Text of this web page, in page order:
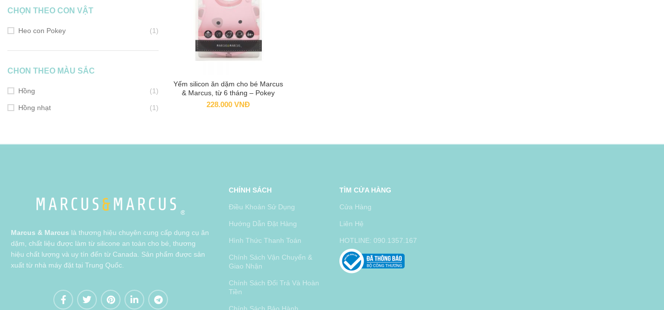
CHỌN THEO CON VẬT
Heo con Pokey (1)
CHON THEO MÀU SẮC
Hồng (1)
Hồng nhạt (1)
ADD TO CART
Yếm silicon ăn dặm cho bé Marcus
& Marcus, từ 6 tháng – Pokey
228.000 VNĐ
Marcus & Marcus là thương hiệu chuyên cung cấp dụng cụ ăn
dặm, chất liệu được làm từ silicone an toàn cho bé, thương
hiệu chất lượng và uy tín đến từ Canada. Sản phẩm được sản
xuất từ nhà máy đặt tại Trung Quốc.
CHÍNH SÁCH
Điều Khoản Sử Dụng
Hướng Dẫn Đặt Hàng
Hình Thức Thanh Toán
Chính Sách Vận Chuyển &
Giao Nhận
Chính Sách Đổi Trả Và Hoàn
Tiền
TÌM CỬA HÀNG
Cửa Hàng
Liên Hệ
HOTLINE: 090.1357.167